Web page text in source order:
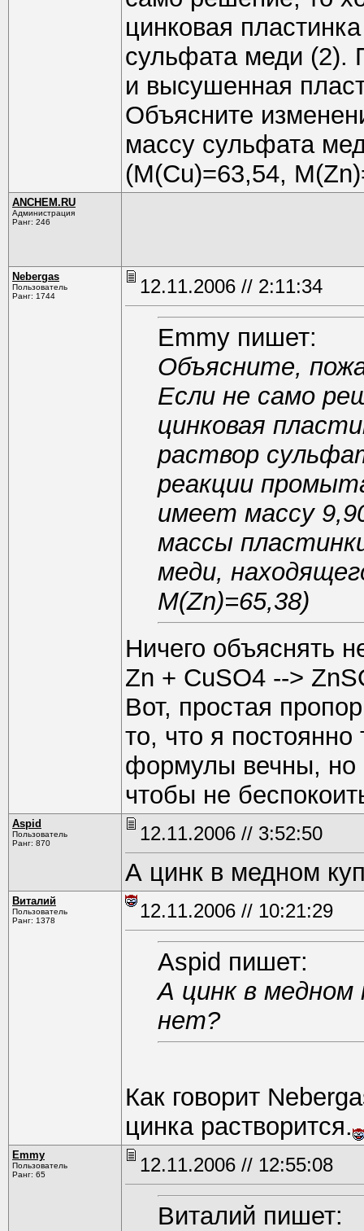
цинковая
сульфата меди (2).
и высушенная
Объясните
массу сульфата
(М(Сu)=63,54,
ANCHEM.RU
Администрация
Ранг: 246
Nebergas
Пользователь
Ранг: 1744
12.11.2006 // 2:11:34
Emmy пишет:
Объясните,
Если не само
цинковая
раствор
реакции
имеет массу
массы
меди,
M(Zn)=65,38)
Ничего объяснять
Zn + CuSO4 -->
Вот, простая
то, что я
формулы вечны, но
чтобы не
Aspid
Пользователь
Ранг: 870
12.11.2006 // 3:52:50
А цинк в медном
Виталий
Пользователь
Ранг: 1378
12.11.2006 // 10:21:29
Aspid пишет:
А цинк в медном
нет?
Как говорит
цинка растворится.
Emmy
Пользователь
Ранг: 65
12.11.2006 // 12:55:08
Виталий пишет: